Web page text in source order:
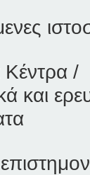
Κέντρα /
και